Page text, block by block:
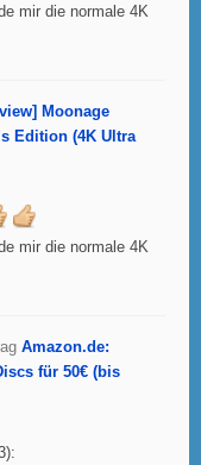
mir die normale 4K
Moonage
Edition (4K Ultra
mir die normale 4K
Amazon.de:
für 50€ (bis